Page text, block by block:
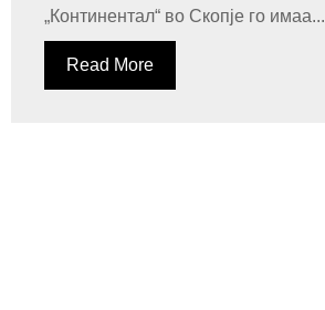
„Континентал“ во Скопје го имаа...
Read More